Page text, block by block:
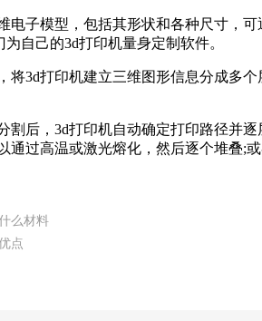
子模型，包括其形状和各种尺寸，
自己的3d打印机量身定制软件。
3d打印机建立三维图形信息分成多
后，3d打印机自动确定打印路径并
通过高温或激光熔化，然后逐个堆叠;或
么材料
点